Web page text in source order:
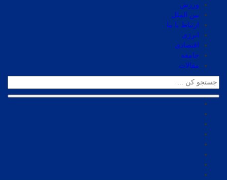
ورزش
بین الملل
ارتباط با ما
انرژی
اقتصادی
جامعه
مقالات